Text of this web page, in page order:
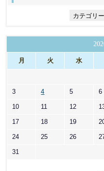
ー
月 火 水
3 4 5 6
10 11 12
17 18 19
24 25 26
31